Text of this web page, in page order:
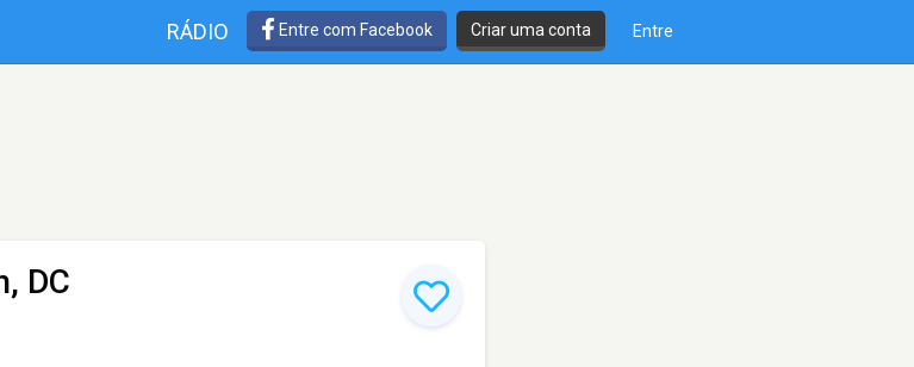
RÁDIO Entre com Facebook Criar uma conta Entre
DC